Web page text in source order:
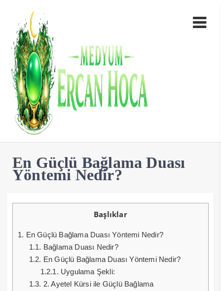
En Güçlü Bağlama Duası
Yöntemi Nedir?
Başlıklar
1. En Güçlü Bağlama Duası Yöntemi Nedir?
1.1. Bağlama Duası Nedir?
1.2. En Güçlü Bağlama Duası Yöntemi Nedir?
1.2.1. Uygulama Şekli:
1.3. 2. Ayetel Kürsi ile Güçlü Bağlama